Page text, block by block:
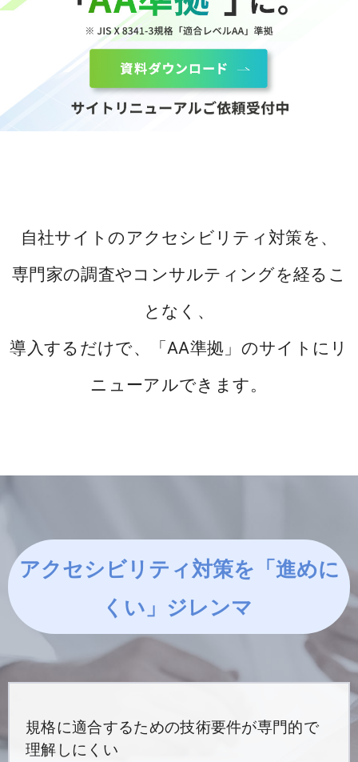
自社サイトのアクセシビリティ対策を、
専門家の調査やコンサルティングを経るこ
となく、
導入するだけで、「AA準拠」のサイトにリ
ニューアルできます。
アクセシビリティ対策を「進めに
くい」ジレンマ
規格に適合するための技術要件が専門的で
理解しにくい